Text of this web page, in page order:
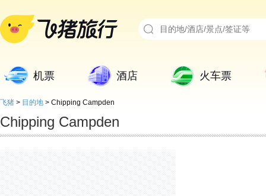
机票 酒店 火车票
飞猪 > 目的地 > Chipping Campden
Chipping Campden